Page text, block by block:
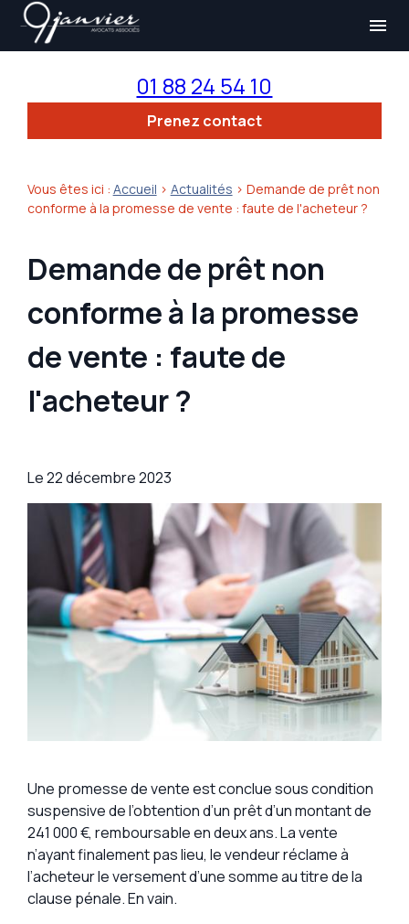
menu
01 88 24 54 10
Prenez contact
Vous êtes ici : Accueil > Actualités > Demande de prêt non
conforme à la promesse de vente : faute de l'acheteur ?
Demande de prêt non
conforme à la promesse
de vente : faute de
l'acheteur ?
Le22 décembre 2023
Une promesse de vente est conclue sous condition
suspensive de l’obtention d’un prêt d’un montant de
241 000 €, remboursable en deux ans. La vente
n’ayant finalement pas lieu, le vendeur réclame à
l’acheteur le versement d’une somme au titre de la
clause pénale. En vain.
Panneau de gestion des cookies